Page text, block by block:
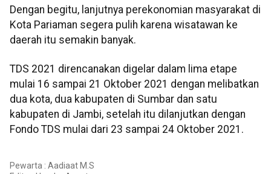
Dengan begitu, lanjutnya perekonomian masyarakat di
Kota Pariaman segera pulih karena wisatawan ke
daerah itu semakin banyak.
TDS 2021 direncanakan digelar dalam lima etape
mulai 16 sampai 21 Oktober 2021 dengan melibatkan
dua kota, dua kabupaten di Sumbar dan satu
kabupaten di Jambi, setelah itu dilanjutkan dengan
Fondo TDS mulai dari 23 sampai 24 Oktober 2021.
Pewarta : Aadiaat M.S